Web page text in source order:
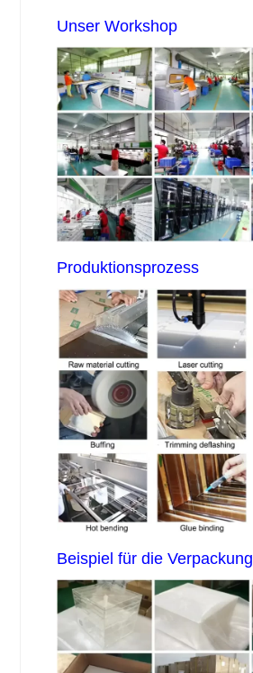
Unser Workshop
Produktionsprozess
Beispiel für die Verpackung